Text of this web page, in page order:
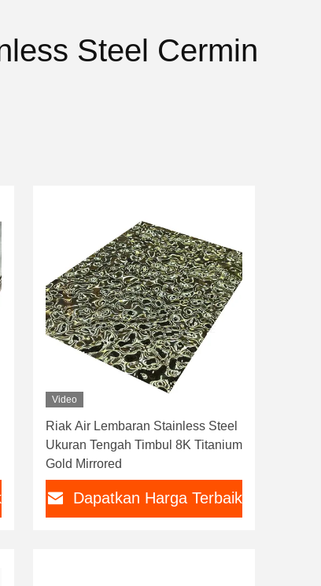
Steel Cermin
Video
Riak Air Lembaran Stainless Steel
Ukuran Tengah Timbul 8K Titanium
Gold Mirrored
Dapatkan Harga Terbaik